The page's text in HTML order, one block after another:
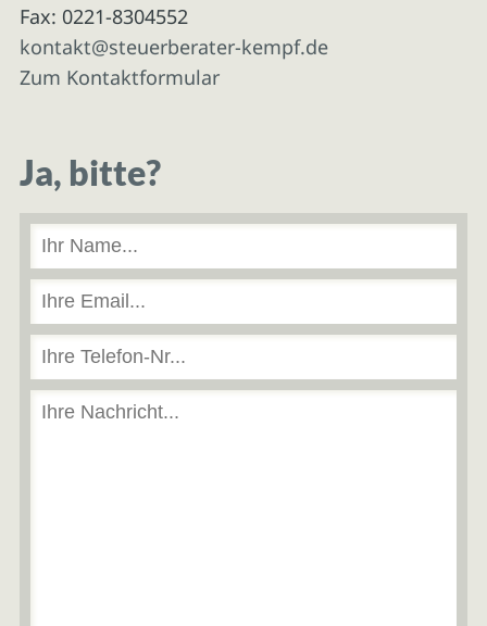
Fax: 0221-8304552
kontakt@steuerberater-kempf.de
Zum Kontaktformular
Ja, bitte?